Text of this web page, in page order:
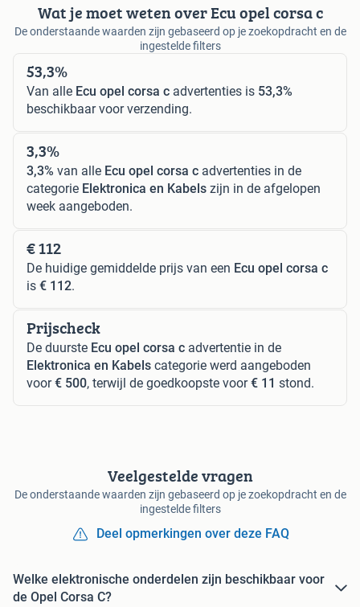
Wat je moet weten over Ecu opel corsa c
De onderstaande waarden zijn gebaseerd op je zoekopdracht en de
ingestelde filters
53,3%
Van alle Ecu opel corsa c advertenties is 53,3%
beschikbaar voor verzending.
3,3%
3,3% van alle Ecu opel corsa c advertenties in de
categorie Elektronica en Kabels zijn in de afgelopen
week aangeboden.
€ 112
De huidige gemiddelde prijs van een Ecu opel corsa c
is € 112.
Prijscheck
De duurste Ecu opel corsa c advertentie in de
Elektronica en Kabels categorie werd aangeboden
voor€ 500, terwijl de goedkoopste voor€ 11 stond.
Veelgestelde vragen
De onderstaande waarden zijn gebaseerd op je zoekopdracht en de
ingestelde filters
Deel opmerkingen over deze FAQ
Welke elektronische onderdelen zijn beschikbaar voor
de Opel Corsa C?